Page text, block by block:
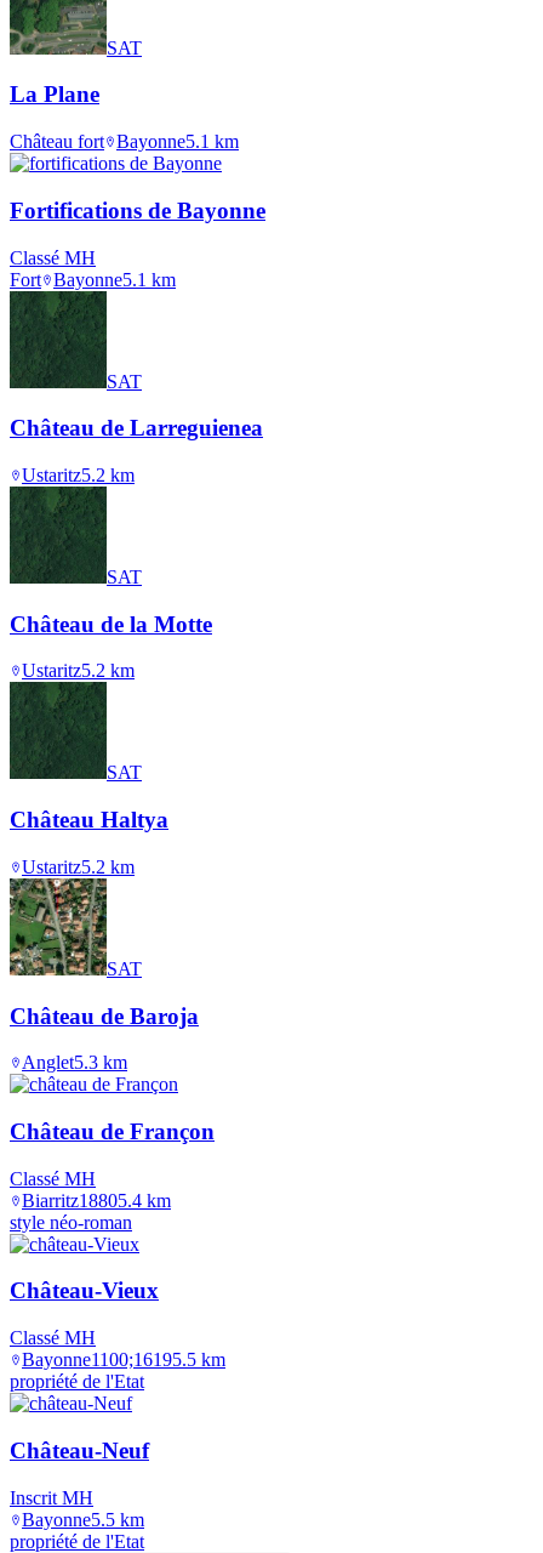
SAT
La Plane
Château fort Bayonne5.1 km
Fortifications de Bayonne
Classé MH
Fort Bayonne5.1 km
SAT
Château de Larreguienea
Ustaritz5.2 km
SAT
Château de la Motte
Ustaritz5.2 km
SAT
Château Haltya
Ustaritz5.2 km
SAT
Château de Baroja
Anglet5.3 km
Château de Françon
Classé MH
Biarritz18805.4 km
style néo-roman
Château-Vieux
Classé MH
Bayonne1100;16195.5 km
propriété de l'Etat
Château-Neuf
Inscrit MH
Bayonne5.5 km
propriété de l'Etat